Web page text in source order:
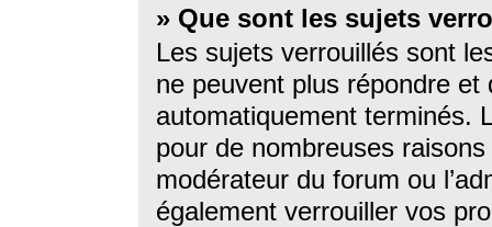
» Que sont les sujets
Les sujets verrouillés sont
ne peuvent plus répondre
automatiquement terminés.
pour de nombreuses
modérateur du forum ou
également verrouiller vos